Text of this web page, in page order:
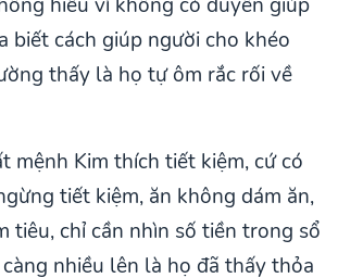
biết cách giúp người cho khéo
thấy là họ tự ôm rắc rối về
mệnh Kim thích tiết kiệm, cứ có
tiết kiệm, ăn không dám ăn,
tiêu, chỉ cần nhìn số tiền trong sổ
nhiều lên là họ đã thấy thỏa